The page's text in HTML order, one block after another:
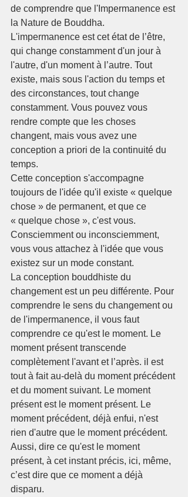
de comprendre que l'Impermanence est
la Nature de Bouddha.
L'impermanence est cet état de l’être,
qui change constamment d'un jour à
l'autre, d'un moment à l’autre. Tout
existe, mais sous l'action du temps et
des circonstances, tout change
constamment. Vous pouvez vous
rendre compte que les choses
changent, mais vous avez une
conception a priori de la continuité du
temps.
Cette conception s'accompagne
toujours de l'idée qu'il existe « quelque
chose » de permanent, et que ce
« quelque chose », c'est vous.
Consciemment ou inconsciemment,
vous vous attachez à l'idée que vous
existez sur un mode constant.
La conception bouddhiste du
changement est un peu différente. Pour
comprendre le sens du changement ou
de l'impermanence, il vous faut
comprendre ce qu'est le moment. Le
moment présent transcende
complètement l'avant et l’après. il est
tout à fait au-delà du moment précédent
et du moment suivant. Le moment
présent est le moment présent. Le
moment précédent, déjà enfui, n'est
rien d'autre que le moment précédent.
Aussi, dire ce qu'est le moment
présent, à cet instant précis, ici, même,
c’est dire que ce moment a déjà
disparu.